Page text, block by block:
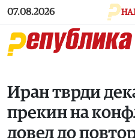
Skip to main content
07.08.2026
Иран тврди
прекин на
довел до